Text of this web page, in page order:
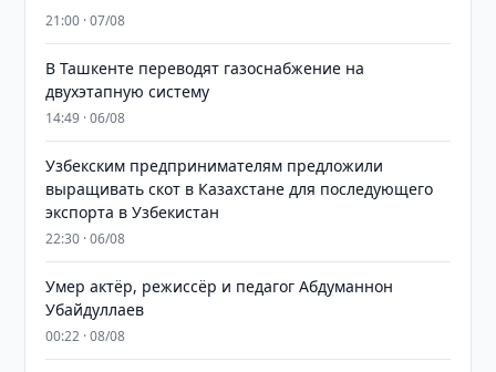
21:00 · 07/08
В Ташкенте переводят газоснабжение на
двухэтапную систему
14:49 · 06/08
Узбекским предпринимателям предложили
выращивать скот в Казахстане для последующего
экспорта в Узбекистан
22:30 · 06/08
Умер актёр, режиссёр и педагог Абдуманнон
Убайдуллаев
00:22 · 08/08